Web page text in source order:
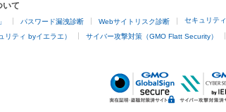
いて
パスワード漏洩診断 Webサイトリスク診断 セキュリテ
リティ byイエラエ） サイバー攻撃対策（GMO Flatt Security）